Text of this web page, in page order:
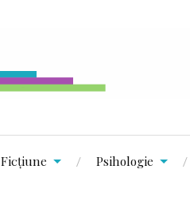
Ficțiune Psihologie